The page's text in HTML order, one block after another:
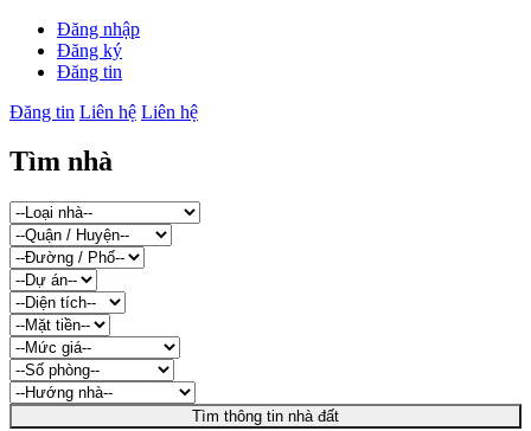
Đăng nhập
Đăng ký
Đăng tin
Đăng tin Liên hệ Liên hệ
Tìm nhà
Tìm thông tin nhà đất